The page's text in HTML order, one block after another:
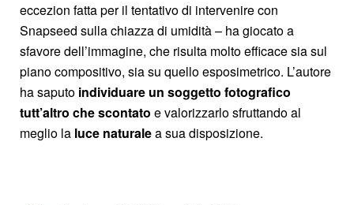
eccezion fatta per il tentativo di intervenire con
Snapseed sulla chiazza di umidità – ha giocato a
sfavore dell’immagine, che risulta molto efficace sia sul
piano compositivo, sia su quello esposimetrico. L’autore
ha saputo individuare un soggetto fotografico
tutt’altro che scontato e valorizzarlo sfruttando al
meglio la luce naturalea sua disposizione.